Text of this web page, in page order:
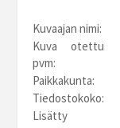
Kuvaajan nimi:
Kuva otettu
pvm:
Paikkakunta:
Tiedostokoko:
Lisätty